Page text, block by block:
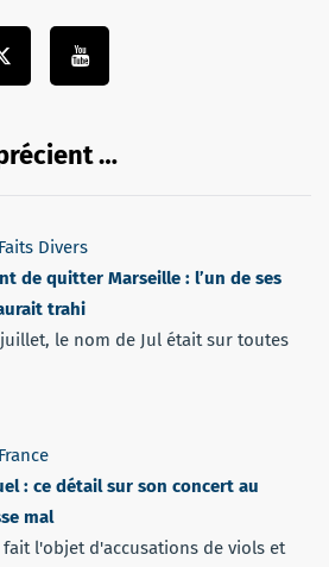
…
Faits Divers
de quitter Marseille : l’un de ses
trahi
le nom de Jul était sur toutes
France
: ce détail sur son concert au
mal
l'objet d'accusations de viols et